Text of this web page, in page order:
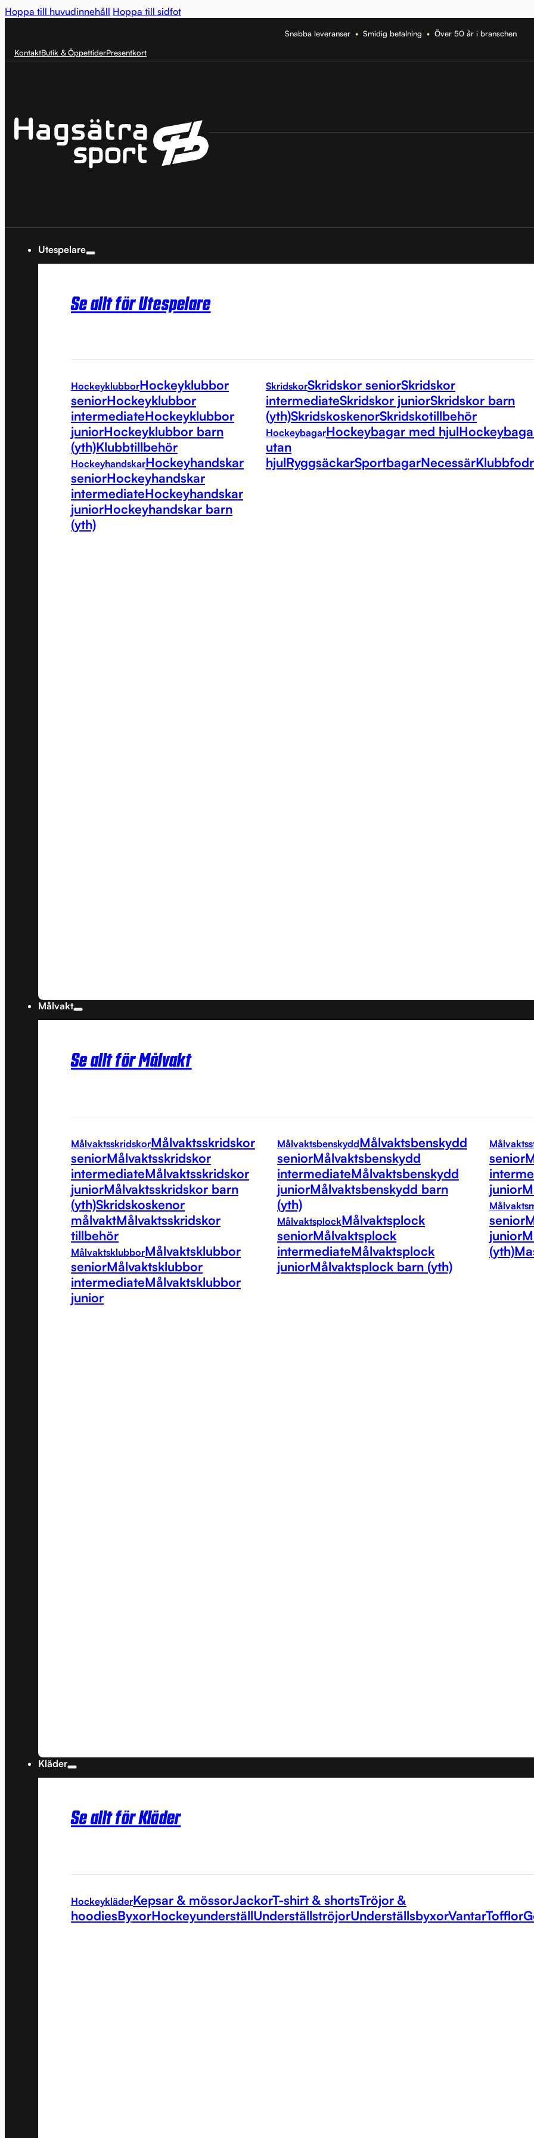
Hoppa till huvudinnehåll Hoppa till sidfot
Snabba leveranser •Smidig betalning •Över 50 år i branschen
KontaktButik & ÖppettiderPresentkort
Utespelare
Se allt för Utespelare
HockeyklubborHockeyklubbor
seniorHockeyklubbor
intermediateHockeyklubbor
juniorHockeyklubbor barn
(yth)Klubbtillbehör
HockeyhandskarHockeyhandskar
seniorHockeyhandskar
intermediateHockeyhandskar
juniorHockeyhandskar barn
(yth)
SkridskorSkridskor seniorSkridskor
intermediateSkridskor juniorSkridskor barn
(yth)SkridskoskenorSkridskotillbehör
HockeybagarHockeybagar med hjul
utan
hjulRyggsäckarSportbagarNecessär
Målvakt
Se allt för Målvakt
MålvaktsskridskorMålvaktsskridskor
seniorMålvaktsskridskor
intermediateMålvaktsskridskor
juniorMålvaktsskridskor barn
(yth)Skridskoskenor
målvaktMålvaktsskridskor
tillbehör
MålvaktsklubborMålvaktsklubbor
seniorMålvaktsklubbor
intermediateMålvaktsklubbor
junior
MålvaktsbenskyddMålvaktsbenskydd
seniorMålvaktsbenskydd
intermediateMålvaktsbenskydd
juniorMålvaktsbenskydd barn
(yth)
MålvaktsplockMålvaktsplock
seniorMålvaktsplock
intermediateMålvaktsplock
juniorMålvaktsplock barn (yth)
senior
junior
senior
junior
(yth)
Kläder
Se allt för Kläder
HockeykläderKepsar & mössorJackorT-shirt & shortsTröjor &
hoodiesByxorHockeyunderställUnderställströjorUnderställsbyxorVantarTofflor